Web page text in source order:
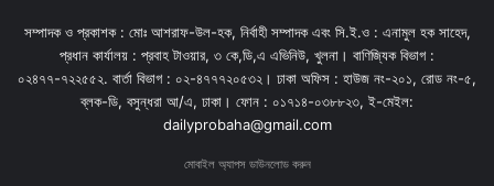
সম্পাদক ও প্রকাশক : মোঃ আশরাফ-উল-হক, নির্বাহী সম্পাদক এবং সি.ই.ও : এনামুল হক সাহেদ,
প্রধান কার্যালয় : প্রবাহ টাওয়ার, ৩ কে,ডি,এ এভিনিউ, খুলনা। বাণিজ্যিক বিভাগ :
০২৪৭৭-৭২২৫৫২. বার্তা বিভাগ : ০২-৪৭৭৭২০৫৩২। ঢাকা অফিস : হাউজ নং-২০১, রোড নং-৫,
ব্লক-ডি, বসুন্ধরা আ/এ, ঢাকা। ফোন : ০১৭১৪-০৩৮৮২৩, ই-মেইল:
dailyprobaha@gmail.com
মোবাইল অ্যাপস ডাউনলোড করুন